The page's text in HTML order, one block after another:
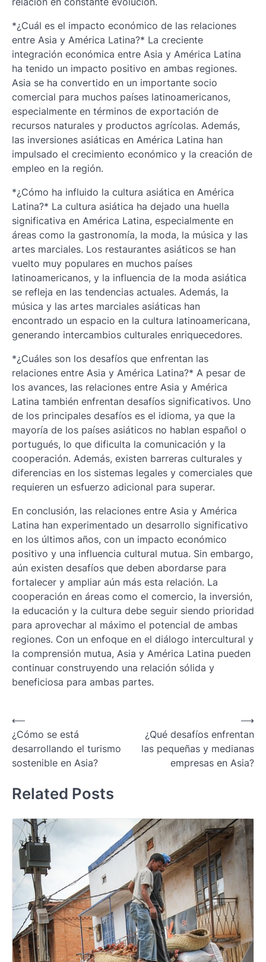
*¿Cuál es el impacto económico de las relaciones
entre Asia y América Latina?* La creciente
integración económica entre Asia y América Latina
ha tenido un impacto positivo en ambas regiones.
Asia se ha convertido en un importante socio
comercial para muchos países latinoamericanos,
especialmente en términos de exportación de
recursos naturales y productos agrícolas. Además,
las inversiones asiáticas en América Latina han
impulsado el crecimiento económico y la creación de
empleo en la región.
*¿Cómo ha influido la cultura asiática en América
Latina?* La cultura asiática ha dejado una huella
significativa en América Latina, especialmente en
áreas como la gastronomía, la moda, la música y las
artes marciales. Los restaurantes asiáticos se han
vuelto muy populares en muchos países
latinoamericanos, y la influencia de la moda asiática
se refleja en las tendencias actuales. Además, la
música y las artes marciales asiáticas han
encontrado un espacio en la cultura latinoamericana,
generando intercambios culturales enriquecedores.
*¿Cuáles son los desafíos que enfrentan las
relaciones entre Asia y América Latina?* A pesar de
los avances, las relaciones entre Asia y América
Latina también enfrentan desafíos significativos. Uno
de los principales desafíos es el idioma, ya que la
mayoría de los países asiáticos no hablan español o
portugués, lo que dificulta la comunicación y la
cooperación. Además, existen barreras culturales y
diferencias en los sistemas legales y comerciales que
requieren un esfuerzo adicional para superar.
En conclusión, las relaciones entre Asia y América
Latina han experimentado un desarrollo significativo
en los últimos años, con un impacto económico
positivo y una influencia cultural mutua. Sin embargo,
aún existen desafíos que deben abordarse para
fortalecer y ampliar aún más esta relación. La
cooperación en áreas como el comercio, la inversión,
la educación y la cultura debe seguir siendo prioridad
para aprovechar al máximo el potencial de ambas
regiones. Con un enfoque en el diálogo intercultural y
la comprensión mutua, Asia y América Latina pueden
continuar construyendo una relación sólida y
beneficiosa para ambas partes.
Navegación
de
entradas
⟵
¿Cómo se está
desarrollando el turismo
sostenible en Asia?
¿Qué desafíos enfrentan
las pequeñas y medianas
empresas en Asia?
⟶
Related Posts